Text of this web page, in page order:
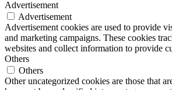
Advertisement
Advertisement
Advertisement cookies are used to provide
and marketing campaigns. These cookies
websites and collect information to provide
Others
Others
Other uncategorized cookies are those that